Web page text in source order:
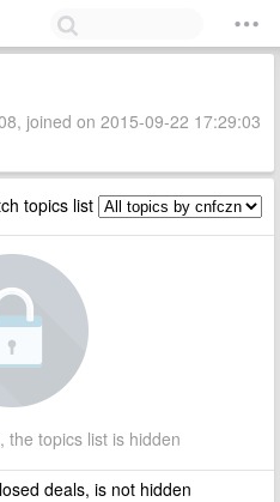
joined on 2015-09-22 17:29:03
topics list
the topics list is hidden
deals, is not hidden